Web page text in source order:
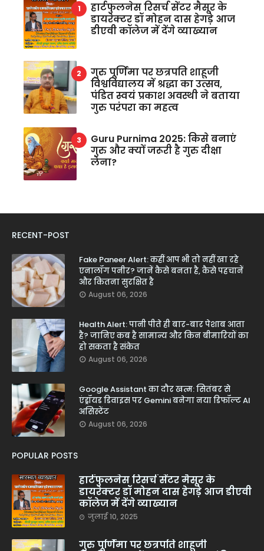
हार्टफुलनेस रिसर्च सेंटर मैसूर के
डायरेक्टर डॉ मोहन दास हेगड़े आज
डीएवी कॉलेज में देंगे व्याख्यान
गुरु पूर्णिमा पर छत्रपति शाहूजी
विश्वविद्यालय में श्रद्धा का उत्सव,
पंडित स्वयं प्रकाश अवस्थी ने बताया
गुरु परंपरा का महत्व
Guru Purnima 2025: किसे बनाएं
गुरु और क्यों जरूरी है गुरु दीक्षा
लेना?
RECENT-POST
Fake Paneer Alert: कहीं आप भी तो नहीं खा रहे
एनालॉग पनीर? जानें कैसे बनता है, कैसे पहचानें
और कितना सुरक्षित है
August 06, 2026
Health Alert: पानी पीते ही बार-बार पेशाब आता
है? जानिए कब है सामान्य और किन बीमारियों का
हो सकता है संकेत
August 06, 2026
Google Assistant का दौर खत्म: सितंबर से
एंड्रॉयड डिवाइस पर Gemini बनेगा नया डिफॉल्ट AI
असिस्टेंट
August 06, 2026
POPULAR POSTS
हार्टफुलनेस रिसर्च सेंटर मैसूर के
डायरेक्टर डॉ मोहन दास हेगड़े आज डीएवी
कॉलेज में देंगे व्याख्यान
जुलाई 10, 2025
गुरु पूर्णिमा पर छत्रपति शाहूजी